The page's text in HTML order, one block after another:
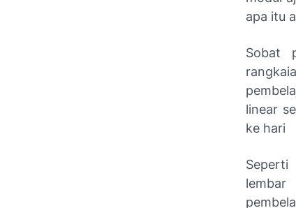
apa itu
Sobat
linear
ke hari
Seperti
lembar